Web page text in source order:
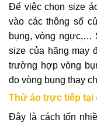
Để việc chọn size
vào các thông số
bụng, vòng ngực,…
size của hãng may
trường hợp vòng
đo vòng bụng thay
Thử áo trực tiếp tại
Đây là cách tốn